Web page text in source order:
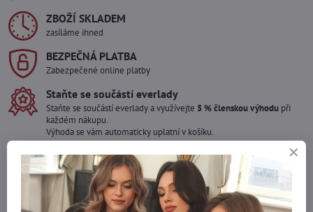
ZBOŽÍ SKLADEM
zasíláme ihned
BEZPEČNÁ PLATBA
Zabezpečené online platby
Staňte se součástí everlady
Staňte se součástí everlady a využívejte 5 % členskou výhodu při
každém nákupu.
Výhoda se vám automaticky uplatní v košíku.
Máte zájem o více kusů ?
Kontaktujte nás na mail, zboží pro Vás doskladníme!